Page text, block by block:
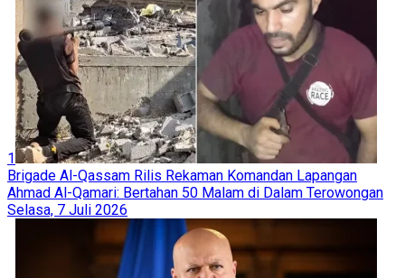
1
Brigade Al-Qassam Rilis Rekaman Komandan Lapangan
Ahmad Al-Qamari: Bertahan 50 Malam di Dalam Terowongan
Selasa, 7 Juli 2026